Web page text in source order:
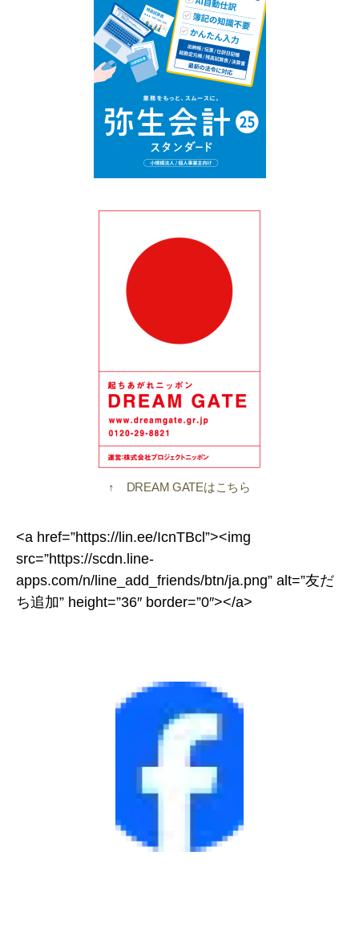
↑ DREAM GATEはこちら
<a href=”https://lin.ee/IcnTBcl”><img
src=”https://scdn.line-
apps.com/n/line_add_friends/btn/ja.png” alt=”友だ
ち追加” height=”36″ border=”0″></a>